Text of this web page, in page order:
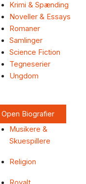
Krimi & Spænding
Noveller & Essays
Romaner
Samlinger
Science Fiction
Tegneserier
Ungdom
Open Biografier
Musikere &
Skuespillere
Religion